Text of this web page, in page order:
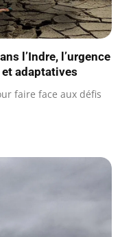
l’Indre, l’urgence
adaptatives
faire face aux défis